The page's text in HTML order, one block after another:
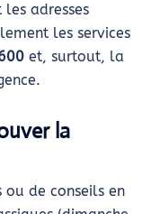
adresses
les services
et, surtout, la
la
ou de conseils en